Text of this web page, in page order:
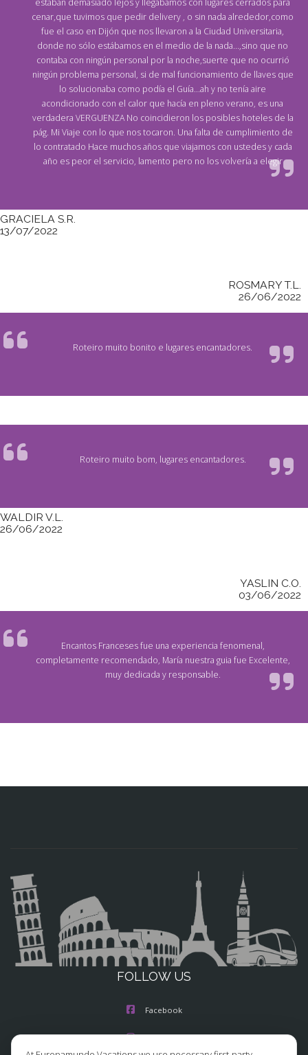
estaban demasiado lejos y llegábamos con lugares cerrados para
cenar,que tuvimos que pedir delivery , o sin nada alrededor,como
fue el caso en Dijón que nos llevaron a la Ciudad Universitaria,
donde no sólo estábamos en el medio de la nada...,sino que no
contaba con ningún personal por la noche,suerte que no ocurrió
ningún problema personal, si de mal funcionamiento de llaves que
lo solucionaba como podía el Guía...ah y no tenía aire
acondicionado con el calor que hacía en pleno verano, es una
verdadera VERGUENZA No coincidieron los posibles hoteles de la
pág. Mi Viaje con lo que nos tocaron. Una falta de cumplimiento de
lo contratado Hace muchos años que viajamos con ustedes y cada
año es peor el servicio, lamento pero no los volvería a elegir
GRACIELA S.R.
13/07/2022
ROSMARY T.L.
26/06/2022
Roteiro muito bonito e lugares encantadores.
Roteiro muito bom, lugares encantadores.
WALDIR V.L.
26/06/2022
YASLIN C.O.
03/06/2022
Encantos Franceses fue una experiencia fenomenal,
completamente recomendado, María nuestra guia fue Excelente,
muy dedicada y responsable.
FOLLOW US
Facebook
Instagram